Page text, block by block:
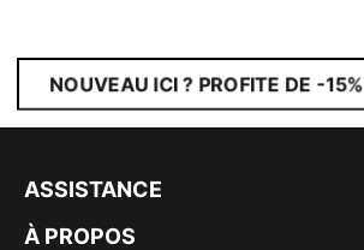
NOUVEAU ICI ? PROFITE DE -15%
ASSISTANCE
À PROPOS